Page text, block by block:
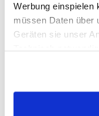
Werbung einspielen
müssen Daten über
Geräten sie unser
werden, werden
Fall gesetzt.
Trackingzwecke
Kostenfreie
Kostenlose